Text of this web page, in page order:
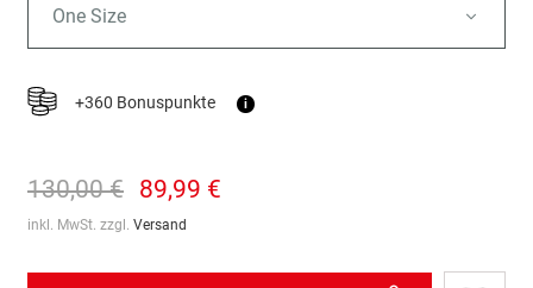
One Size
+360 Bonuspunkte i
130,00 € 89,99 €
inkl. MwSt. zzgl. Versand